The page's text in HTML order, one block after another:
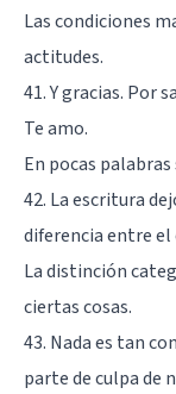
Las condiciones
actitudes.
41. Y gracias. Por
Te amo.
En pocas
42. La escritura
diferencia entre
La distinción
ciertas cosas.
43. Nada es tan
parte de culpa de